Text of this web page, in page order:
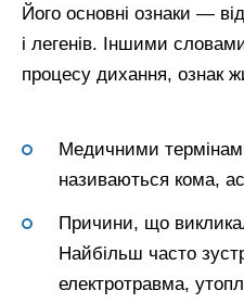
Його основні ознаки —
і легенів. Іншими
процесу дихання, ознак
Медичними
називаються кома,
Причини, що
Найбільш часто
електротравма,